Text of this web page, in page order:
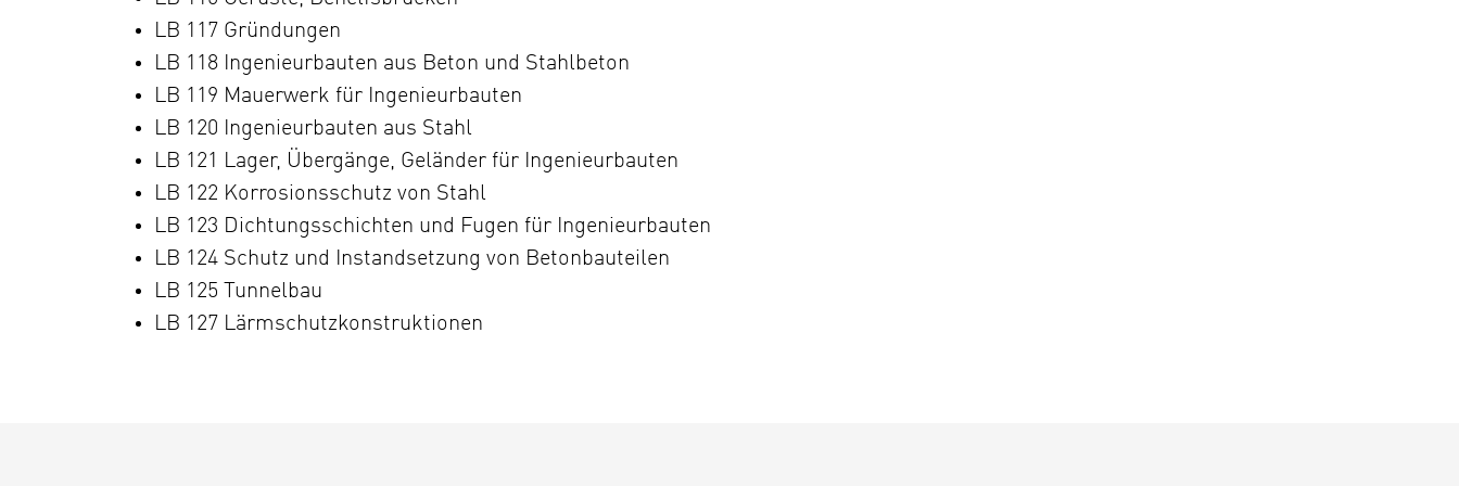
LB 117 Gründungen
LB 118 Ingenieurbauten aus Beton und Stahlbeton
LB 119 Mauerwerk für Ingenieurbauten
LB 120 Ingenieurbauten aus Stahl
LB 121 Lager, Übergänge, Geländer für Ingenieurbauten
LB 122 Korrosionsschutz von Stahl
LB 123 Dichtungsschichten und Fugen für Ingenieurbauten
LB 124 Schutz und Instandsetzung von Betonbauteilen
LB 125 Tunnelbau
LB 127 Lärmschutzkonstruktionen